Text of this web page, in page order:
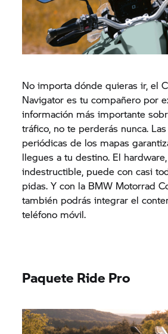
No importa dónde quieras ir, el
Navigator es tu compañero por
información más importante
tráfico, no te perderás nunca.
periódicas de los mapas
llegues a tu destino. El
indestructible, puede con casi
pidas. Y con la BMW Motorrad
también podrás integrar el
teléfono móvil.
Paquete Ride Pro